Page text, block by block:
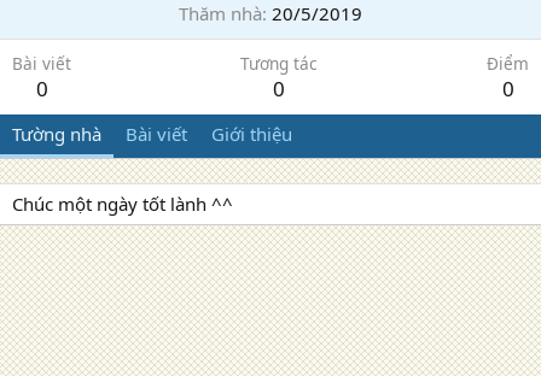
Thăm nhà 20/5/2019
Bài viết
0
Tương tác
0
Điểm
0
Tường nhà Bài viết Giới thiệu
Chúc một ngày tốt lành ^^